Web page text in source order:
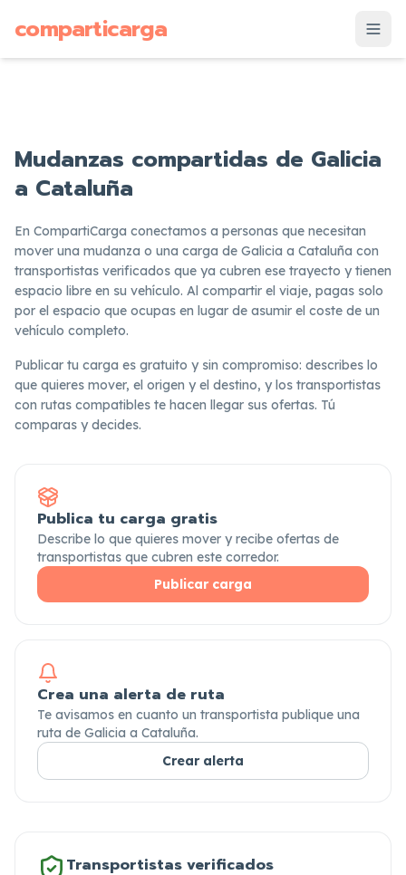
comparticarga
Mudanzas compartidas de Galicia
a Cataluña
En CompartiCarga conectamos a personas que necesitan
mover una mudanza o una carga de Galicia a Cataluña con
transportistas verificados que ya cubren ese trayecto y tienen
espacio libre en su vehículo. Al compartir el viaje, pagas solo
por el espacio que ocupas en lugar de asumir el coste de un
vehículo completo.
Publicar tu carga es gratuito y sin compromiso: describes lo
que quieres mover, el origen y el destino, y los transportistas
con rutas compatibles te hacen llegar sus ofertas. Tú
comparas y decides.
Publica tu carga gratis
Describe lo que quieres mover y recibe ofertas de
transportistas que cubren este corredor.
Publicar carga
Crea una alerta de ruta
Te avisamos en cuanto un transportista publique una
ruta de Galicia a Cataluña.
Crear alerta
Transportistas verificados